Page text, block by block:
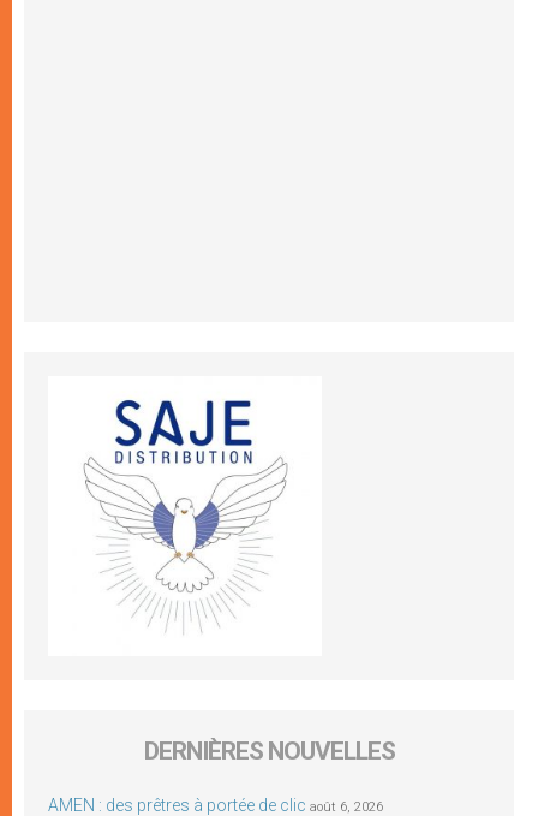
DERNIÈRES NOUVELLES
AMEN : des prêtres à portée de clic août 6, 2026